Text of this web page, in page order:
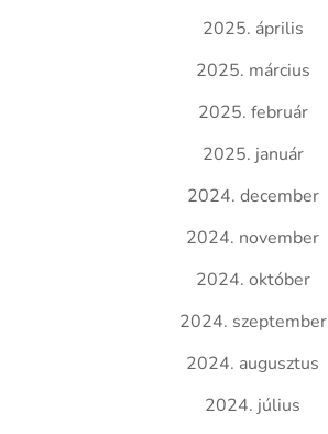
2025. április
2025. március
2025. február
2025. január
2024. december
2024. november
2024. október
2024. szeptember
2024. augusztus
2024. július